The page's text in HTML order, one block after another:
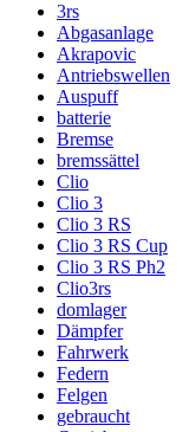
3rs
Abgasanlage
Akrapovic
Antriebswellen
Auspuff
batterie
Bremse
bremssättel
Clio
Clio 3
Clio 3 RS
Clio 3 RS Cup
Clio 3 RS Ph2
Clio3rs
domlager
Dämpfer
Fahrwerk
Federn
Felgen
gebraucht